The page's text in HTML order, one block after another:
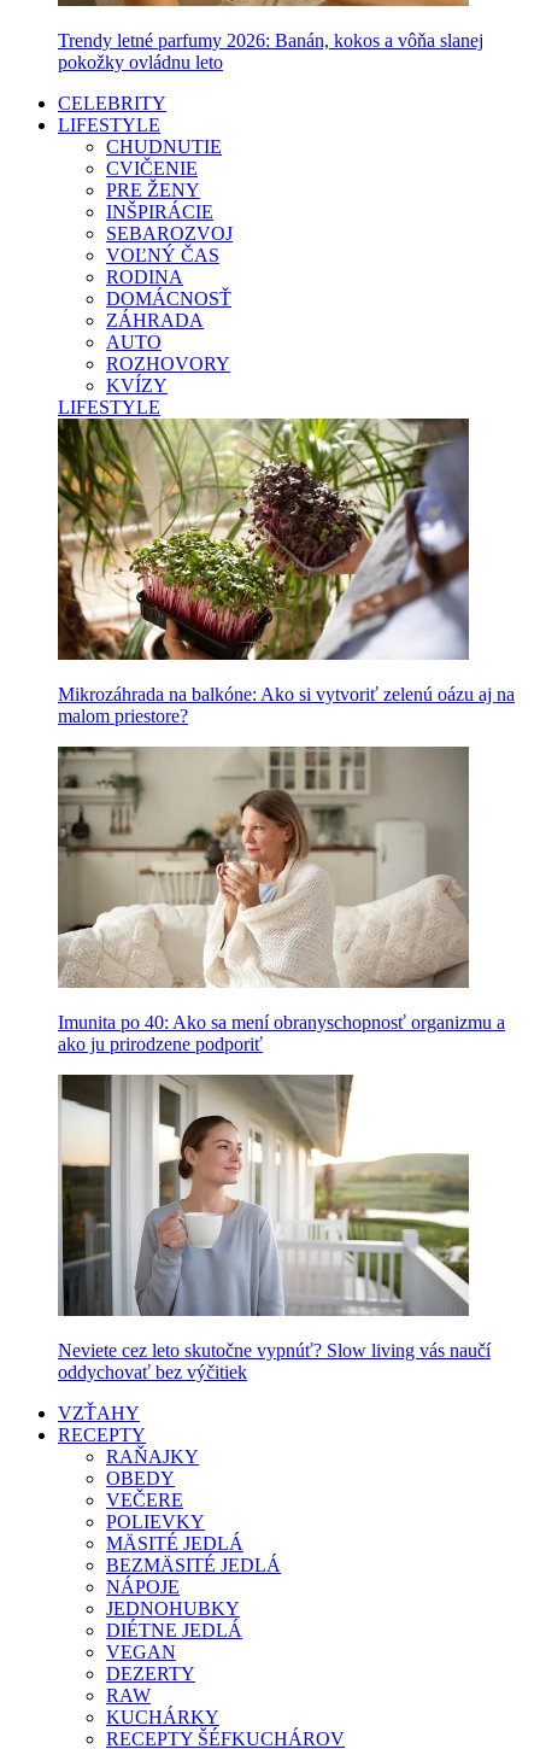
Trendy letné parfumy 2026: Banán, kokos a vôňa slanej
pokožky ovládnu leto
CELEBRITY
LIFESTYLE
CHUDNUTIE
CVIČENIE
PRE ŽENY
INŠPIRÁCIE
SEBAROZVOJ
VOĽNÝ ČAS
RODINA
DOMÁCNOSŤ
ZÁHRADA
AUTO
ROZHOVORY
KVÍZY
LIFESTYLE
Mikrozáhrada na balkóne: Ako si vytvoriť zelenú oázu aj na
malom priestore?
Imunita po 40: Ako sa mení obranyschopnosť organizmu a
ako ju prirodzene podporiť
Neviete cez leto skutočne vypnúť? Slow living vás naučí
oddychovať bez výčitiek
VZŤAHY
RECEPTY
RAŇAJKY
OBEDY
VEČERE
POLIEVKY
MÄSITÉ JEDLÁ
BEZMÄSITÉ JEDLÁ
NÁPOJE
JEDNOHUBKY
DIÉTNE JEDLÁ
VEGAN
DEZERTY
RAW
KUCHÁRKY
RECEPTY ŠÉFKUCHÁROV